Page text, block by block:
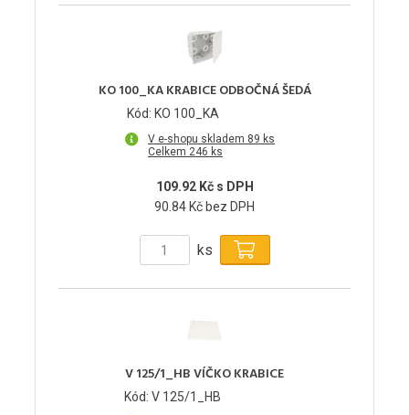
KO 100_KA KRABICE ODBOČNÁ ŠEDÁ
Kód: KO 100_KA
V e-shopu skladem 89 ks
Celkem 246 ks
109.92 Kč s DPH
90.84 Kč bez DPH
ks
V 125/1_HB VÍČKO KRABICE
Kód: V 125/1_HB